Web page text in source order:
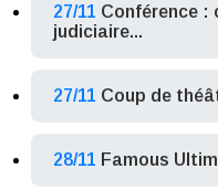
27/11 Conférence :
judiciaire...
27/11 Coup de
28/11 Famous